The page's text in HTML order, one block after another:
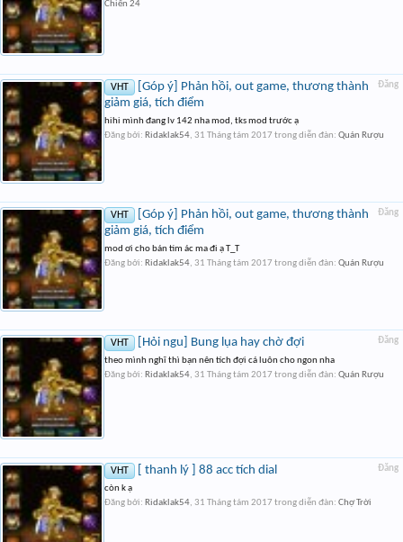
Chiến 24
Đăng
VHT
[Góp ý] Phản hồi, out game, thương thành
giảm giá, tích điểm
hihi mình đang lv 142 nha mod, tks mod trước ạ
Đăng bởi: Ridaklak54, 31 Tháng tám 2017 trong diễn đàn: Quán Rượu
Đăng
VHT
[Góp ý] Phản hồi, out game, thương thành
giảm giá, tích điểm
mod ơi cho bán tim ác ma đi ạ T_T
Đăng bởi: Ridaklak54, 31 Tháng tám 2017 trong diễn đàn: Quán Rượu
Đăng
VHT [Hỏi ngu] Bung lụa hay chờ đợi
theo mình nghĩ thì bạn nên tích đợi cá luôn cho ngon nha
Đăng bởi: Ridaklak54, 31 Tháng tám 2017 trong diễn đàn: Quán Rượu
Đăng
VHT [ thanh lý ] 88 acc tích dial
còn k ạ
Đăng bởi: Ridaklak54, 31 Tháng tám 2017 trong diễn đàn: Chợ Trời